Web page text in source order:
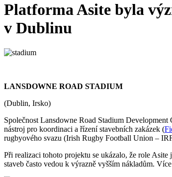
Platforma Asite byla
v Dublinu
LANSDOWNE ROAD STADIUM
(Dublin, Irsko)
Společnost Lansdowne Road Stadium
nástroj pro koordinaci a řízení stavebních zakázek (
rugbyového svazu (Irish Rugby Football Union –
Při realizaci tohoto projektu se ukázalo, že role
staveb často vedou k výrazně vyšším nákladům.